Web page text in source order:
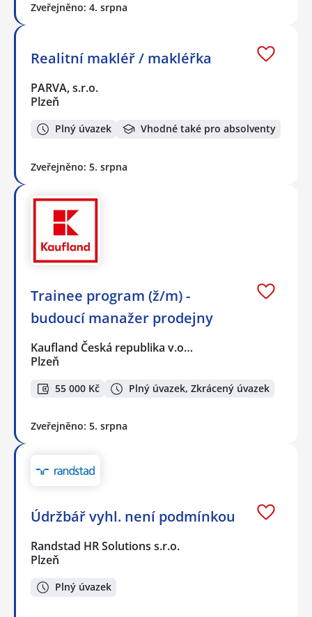
Zveřejněno: 4. srpna
Realitní makléř / makléřka
PARVA, s.r.o.
Plzeň
Plný úvazek Vhodné také pro absolventy
Zveřejněno: 5. srpna
Trainee program (ž/m) -
budoucí manažer prodejny
Kaufland Česká republika v.o…
Plzeň
55 000 Kč Plný úvazek, Zkrácený úvazek
Zveřejněno: 5. srpna
Údržbář vyhl. není podmínkou
Randstad HR Solutions s.r.o.
Plzeň
Plný úvazek